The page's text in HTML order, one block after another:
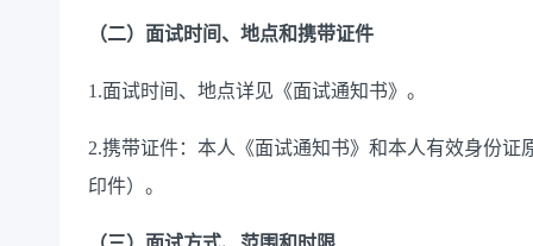
（二）面试时间、地点和携带证件
1.面试时间、地点详见《面试通知书》。
2.携带证件：本人《面试通知书》和本人有效身份
印件）。